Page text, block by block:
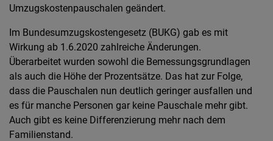
Umzugskostenpauschalen geändert.
Im Bundesumzugskostengesetz (BUKG) gab es mit
Wirkung ab 1.6.2020 zahlreiche Änderungen.
Überarbeitet wurden sowohl die Bemessungsgrundlagen
als auch die Höhe der Prozentsätze. Das hat zur Folge,
dass die Pauschalen nun deutlich geringer ausfallen und
es für manche Personen gar keine Pauschale mehr gibt.
Auch gibt es keine Differenzierung mehr nach dem
Familienstand.